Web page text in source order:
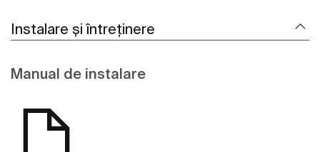
Instalare și întreținere
Manual de instalare